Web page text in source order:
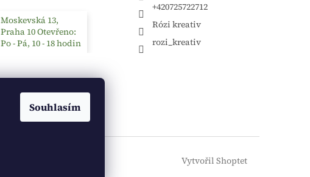
Souhlasím
Moskevská 13,
Praha 10 Otevřeno:
Po - Pá, 10 - 18 hodin
+420725722712
Rózi kreativ
rozi_kreativ
Vytvořil Shoptet